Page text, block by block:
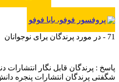
پروفسور فوفو، بابا فوفو
71 - در مورد پرندگان یرای نوجوانان
پاسخ : پرندگان قابل نگار انتشارات
شگفتی پرندگان انتشارات پنجره